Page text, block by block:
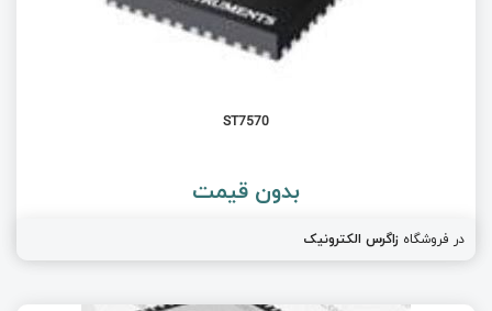
ST7570
بدون قیمت
در فروشگاه زاگرس الکترونیک